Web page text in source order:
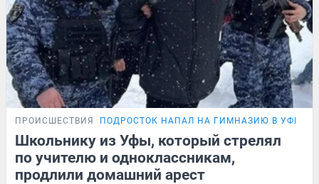
ПРОИСШЕСТВИЯ ПОДРОСТОК НАПАЛ НА ГИМНАЗИЮ В УФЕ
Школьнику из Уфы, который стрелял
по учителю и одноклассникам,
продлили домашний арест